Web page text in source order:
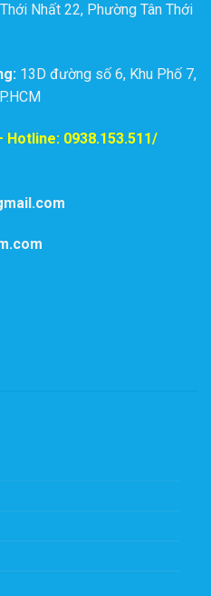
Nhất 22, Phường Tân Thới
13D đường số 6, Khu Phố 7,
Hotline: 0938.153.511/